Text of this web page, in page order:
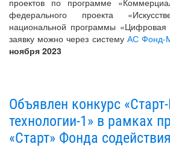
федерального проекта
национальной программы «Цифровая
заявку можно через систему АС Фонд-
ноября 2023
Объявлен конкурс
технологии-1» в рамках
«Старт» Фонда